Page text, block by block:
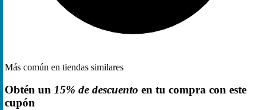
Más común en tiendas similares
Obtén un 15% de descuento en tu compra con este
cupón